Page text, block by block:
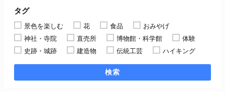
タグ
景色を楽しむ 花 食品
おみやげ
神社・寺院
直売所 博物館・科学館
体験
史跡・城跡
建造物 伝統工芸 ハイキング
検索